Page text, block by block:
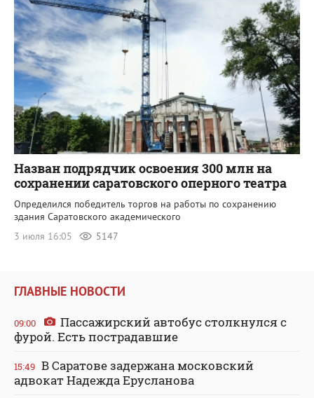
Назван подрядчик освоения 300 млн на
сохранении саратовского оперного театра
Определился победитель торгов на работы по сохранению
здания Саратовского академического
3 июля 16:05
5147
ГЛАВНЫЕ НОВОСТИ
09:00
Пассажирский автобус столкнулся с
фурой. Есть пострадавшие
15:49 В Саратове задержана московский
адвокат Надежда Ерусланова